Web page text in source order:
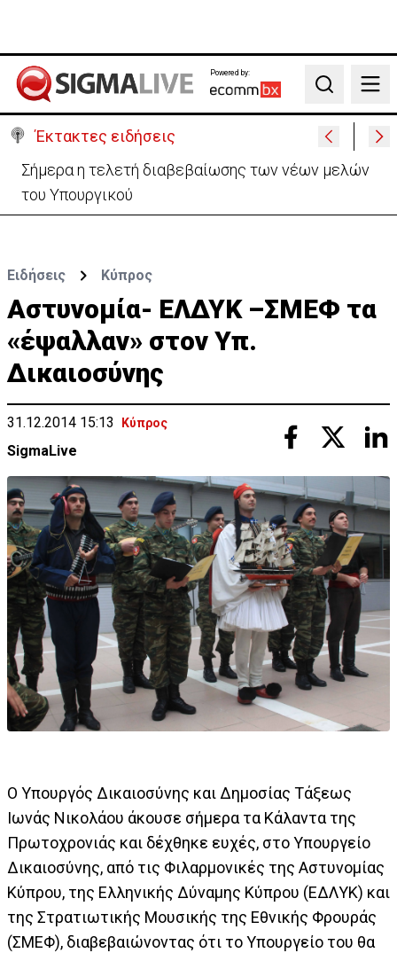
Powered by:
Search
Έκτακτες ειδήσεις
Πυρκαγιά με το «καλημέρα» στο Άρσος – Στο
σημείο δυνάμεις πυρόσβεσης
Ειδήσεις Κύπρος
Αστυνομία- ΕΛΔΥΚ –ΣΜΕΦ τα
«έψαλλαν» στον Υπ.
Δικαιοσύνης
31.12.2014 15:13 Κύπρος
SigmaLive
Ο Υπουργός Δικαιοσύνης και Δημοσίας Τάξεως
Ιωνάς Νικολάου άκουσε σήμερα τα Κάλαντα της
Πρωτοχρονιάς και δέχθηκε ευχές, στο Υπουργείο
Δικαιοσύνης, από τις Φιλαρμονικές της Αστυνομίας
Κύπρου, της Ελληνικής Δύναμης Κύπρου (ΕΔΛΥΚ) και
της Στρατιωτικής Μουσικής της Εθνικής Φρουράς
(ΣΜΕΦ), διαβεβαιώνοντας ότι το Υπουργείο του θα